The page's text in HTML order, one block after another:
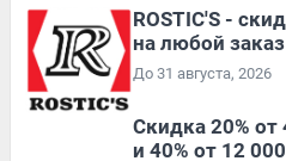
ROSTIC'S -
на любой
До 31 августа, 2026
Скидка 20% от
и 40% от 12